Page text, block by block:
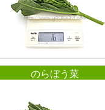
のらぼう菜